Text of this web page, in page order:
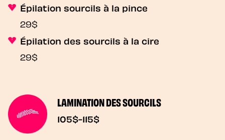
Épilation sourcils à la pince
29$
Épilation des sourcils à la cire
29$
LAMINATION DES SOURCILS
105$-115$